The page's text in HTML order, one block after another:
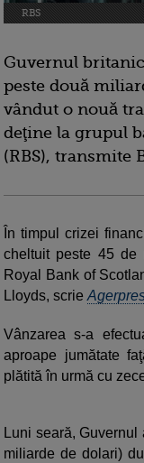
RBS
Guvernul
peste două
vândut o nouă
deţine la grupul
(RBS), transmite
În timpul crizei
cheltuit peste 45 de
Royal Bank of
Lloyds, scrie
Vânzarea s-a
aproape jumătate
plătită în urmă cu
Luni seară,
miliarde de dolari)